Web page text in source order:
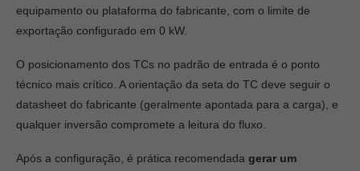
equipamento ou plataforma do fabricante, com o limite de
exportação configurado em 0 kW.
O posicionamento dos TCs no padrão de entrada é o ponto
técnico mais crítico. A orientação da seta do TC deve seguir o
datasheet do fabricante (geralmente apontada para a carga), e
qualquer inversão compromete a leitura do fluxo.
Após a configuração, é prática recomendada gerar um